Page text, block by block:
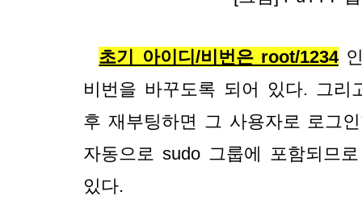
초기 아이디/비번은 root/1234 인
비번을 바꾸도록 되어 있다. 그리
후 재부팅하면 그 사용자로 로그
자동으로 sudo 그룹에 포함되므
있다.